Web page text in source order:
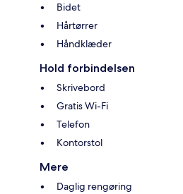
Bidet
Hårtørrer
Håndklæder
Hold forbindelsen
Skrivebord
Gratis Wi-Fi
Telefon
Kontorstol
Mere
Daglig rengøring